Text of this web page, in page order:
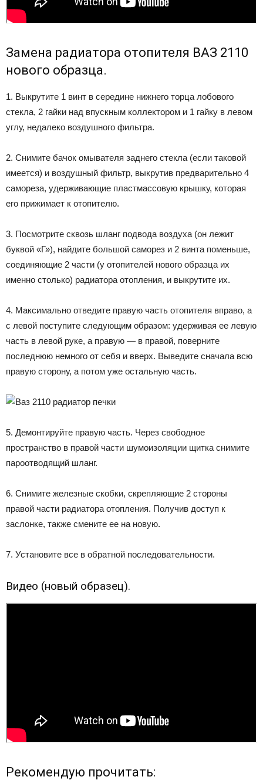
Замена радиатора отопителя ВАЗ 2110
нового образца.
1. Выкрутите 1 винт в середине нижнего торца лобового
стекла, 2 гайки над впускным коллектором и 1 гайку в левом
углу, недалеко воздушного фильтра.
2. Снимите бачок омывателя заднего стекла (если таковой
имеется) и воздушный фильтр, выкрутив предварительно 4
самореза, удерживающие пластмассовую крышку, которая
его прижимает к отопителю.
3. Посмотрите сквозь шланг подвода воздуха (он лежит
буквой «Г»), найдите большой саморез и 2 винта поменьше,
соединяющие 2 части (у отопителей нового образца их
именно столько) радиатора отопления, и выкрутите их.
4. Максимально отведите правую часть отопителя вправо, а
с левой поступите следующим образом: удерживая ее левую
часть в левой руке, а правую — в правой, поверните
последнюю немного от себя и вверх. Выведите сначала всю
правую сторону, а потом уже остальную часть.
5. Демонтируйте правую часть. Через свободное
пространство в правой части шумоизоляции щитка снимите
пароотводящий шланг.
6. Снимите железные скобки, скрепляющие 2 стороны
правой части радиатора отопления. Получив доступ к
заслонке, также смените ее на новую.
7. Установите все в обратной последовательности.
Видео (новый образец).
Рекомендую прочитать: